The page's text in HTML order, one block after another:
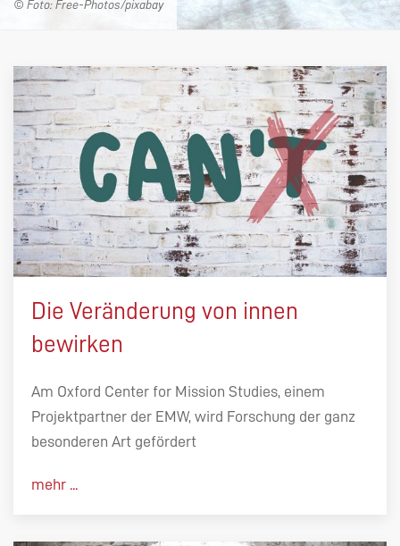
© Foto: Free-Photos/pixabay
Die Veränderung von innen
bewirken
Am Oxford Center for Mission Studies, einem
Projektpartner der EMW, wird Forschung der ganz
besonderen Art gefördert
mehr ...